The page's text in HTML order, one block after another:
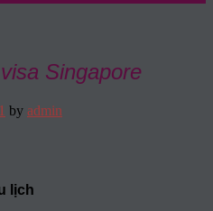
Singapore
by admin
lịch